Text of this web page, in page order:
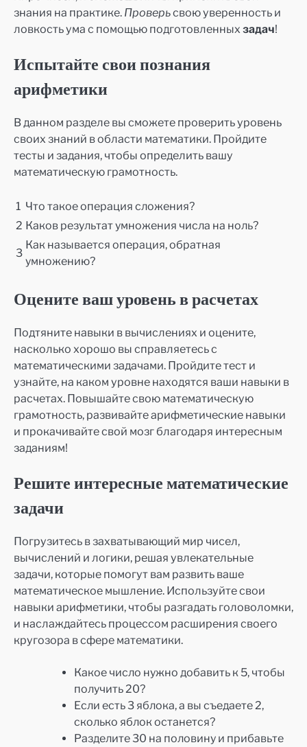
знания на практике. Проверьсвою уверенность и
ловкость ума с помощью подготовленных задач!
Испытайте свои познания
арифметики
В данном разделе вы сможете проверить уровень
своих знаний в области математики. Пройдите
тесты и задания, чтобы определить вашу
математическую грамотность.
1 Что такое операция сложения?
2 Каков результат умножения числа на ноль?
3
Как называется операция, обратная
умножению?
Оцените ваш уровень в расчетах
Подтяните навыки в вычислениях и оцените,
насколько хорошо вы справляетесь с
математическими задачами. Пройдите тест и
узнайте, на каком уровне находятся ваши навыки в
расчетах. Повышайте свою математическую
грамотность, развивайте арифметические навыки
и прокачивайте свой мозг благодаря интересным
заданиям!
Решите интересные математические
задачи
Погрузитесь в захватывающий мир чисел,
вычислений и логики, решая увлекательные
задачи, которые помогут вам развить ваше
математическое мышление. Используйте свои
навыки арифметики, чтобы разгадать головоломки,
и наслаждайтесь процессом расширения своего
кругозора в сфере математики.
Какое число нужно добавить к 5, чтобы
получить 20?
Если есть 3 яблока, а вы съедаете 2,
сколько яблок останется?
Разделите 30 на половину и прибавьте